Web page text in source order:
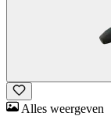
Alles weergeven